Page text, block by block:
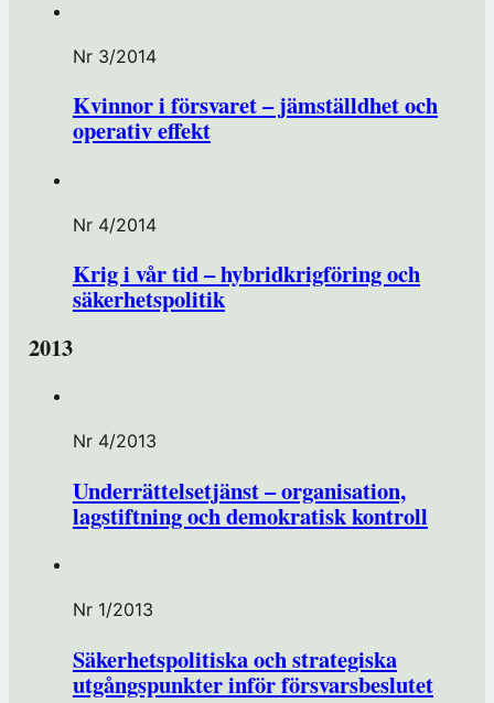
Nr 3/2014
Kvinnor i försvaret – jämställdhet och
operativ effekt
Nr 4/2014
Krig i vår tid – hybridkrigföring och
säkerhetspolitik
2013
Nr 4/2013
Underrättelsetjänst – organisation,
lagstiftning och demokratisk kontroll
Nr 1/2013
Säkerhetspolitiska och strategiska
utgångspunkter inför försvarsbeslutet